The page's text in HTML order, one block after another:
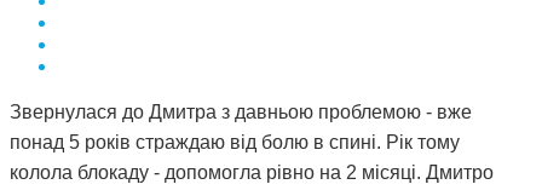
Звернулася до Дмитра з давньою проблемою - вже
понад 5 років страждаю від болю в спині. Рік тому
колола блокаду - допомогла рівно на 2 місяці. Дмитро